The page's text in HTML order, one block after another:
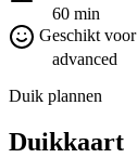
60 min
Geschikt voor
advanced
Duik plannen
Duikkaart